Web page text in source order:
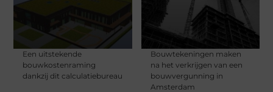
Een uitstekende
bouwkostenraming
dankzij dit calculatiebureau
Bouwtekeningen maken
na het verkrijgen van een
bouwvergunning in
Amsterdam